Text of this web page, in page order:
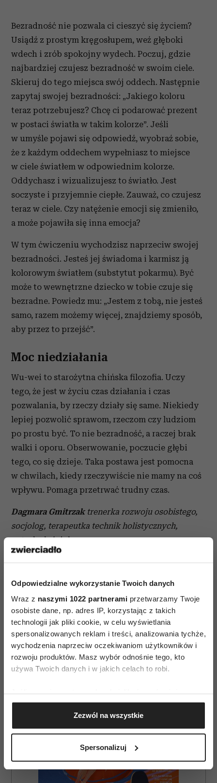
Odpowiedzialne wykorzystanie Twoich danych
Wraz z naszymi 1022 partnerami przetwarzamy Twoje
osobiste dane, np. adres IP, korzystając z takich
technologii jak pliki cookie, w celu wyświetlania
spersonalizowanych reklam i treści, analizowania tychże,
wychodzenia naprzeciw oczekiwaniom użytkowników i
rozwoju produktów. Masz wybór odnośnie tego, kto
używa Twoich danych i w jakich celach to robi.
Jeśli wyrazisz na to zgodę, chcielibyśmy również:
Gromadzić dane dotyczące Twojej lokalizacji
geograficznej z dokładnością nawet do kilku metrów
Identyfikować Twoje urządzenie, aktywnie
(fingerprinting, czyli wirtualny odcisk palca)
dane są przetwarzane oraz ustaw własne preferencje w
Zezwól na wszystkie
Spersonalizuj
Bezradność nie pozwala ci cieszyć się życiem?
Usiądź z prostym kręgosłupem, weź głęboki
wdech i zrób spokojny wydech. Poczuj, gdzie
najbardziej czujesz bezradność w swoim ciele.
Skieruj do tego miejsca swój oddech. Następnie
zapytaj swojej bezradności: „Jakiego koloru
teraz potrzebujesz? Chcę ci podarować prezent
w postaci światła w takim kolorze”. Jeśli
w umyśle pojawi się odpowiedź, wyobraź sobie,
że z każdym oddechem wypełniasz to miejsce
w ciele światłem w odpowiednim kolorze.
Oddychasz i wizualizujesz to światło. Jest
soczyste i przyjemnie ciepłe. Zauważ, co czujesz
teraz w ciele. Czy natężenie emocji się zmieniło,
a może pojawiła się inna emocja?
W tym ćwiczeniu wychodzisz naprzeciw swojej
bezradności. Jesteś jej świadoma i karmisz ją
kolorowym światłem (substytut pokarmu). Być
może to wewnętrzne dziecko w tobie czuje się
bezradne. Powiedz mu: „Jestem z tobą, nie jesteś
samo, razem możemy więcej, znajdziemy sposób,
aby przez to przejść”.
Moc niedziałania
Wu-wei to starożytna chińska filozofia. Uczy
tego, że jest w życiu czas działania i czas
pozwalania, by rzeczy działy się same. Niekiedy
lepiej pozwolić sprawom, rzeczom czy ludziom
po prostu być. To nie bezradność, a raczej brak
walki i oporu. Obserwowanie, poczucie głębi
tego, co się dzieje. Taka postawa jest pomocna
w chwilach, kiedy rzeczywiście nie mamy na coś
wpływu. Pomaga przetrwać trudny czas.
Dagmara Gmitrzaktrenerka rozwoju osobistego,
socjolog, terapeutka technik holistycznych,
autorka książek.
AUTOPROMOCJA